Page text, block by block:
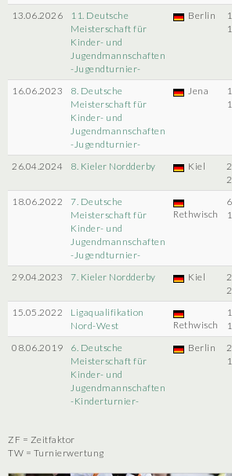
13.06.2026
11. Deutsche
Meisterschaft für
Kinder- und
Jugendmannschaften
-Jugendturnier-
Berlin
16.06.2023
8. Deutsche
Meisterschaft für
Kinder- und
Jugendmannschaften
-Jugendturnier-
Jena
26.04.2024 8. Kieler Nordderby Kiel
18.06.2022
7. Deutsche
Meisterschaft für
Kinder- und
Jugendmannschaften
-Jugendturnier-
Rethwisch
29.04.2023 7. Kieler Nordderby Kiel
15.05.2022
Ligaqualifikation
Nord-West
Rethwisch
08.06.2019
6. Deutsche
Meisterschaft für
Kinder- und
Jugendmannschaften
-Kinderturnier-
Berlin
ZF = Zeitfaktor
TW = Turnierwertung